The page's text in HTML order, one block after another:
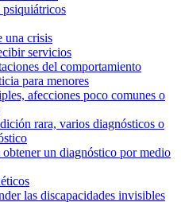
una crisis
servicios
del comportamiento
para menores
afecciones poco comunes o
rara, varios diagnósticos o
obtener un diagnóstico por medio
las discapacidades invisibles